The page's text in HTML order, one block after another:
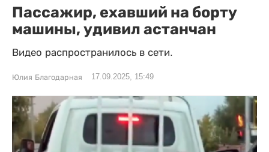
Пассажир, ехавший на борту
машины, удивил астанчан
Видео распространилось в сети.
Юлия Благодарная 17.09.2025, 15:49